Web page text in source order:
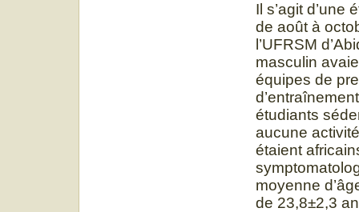
Il s’agit d’une
de août à
l’UFRSM
masculin
équipes de
étudiants
aucune
étaient
moyenne
de 23,8±2,3